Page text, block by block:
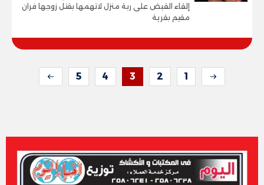
إلقاء القبض على ربة منزل لاتهمها بقتل زوجها فران
مقيم بقرية
1
2
3
4
5